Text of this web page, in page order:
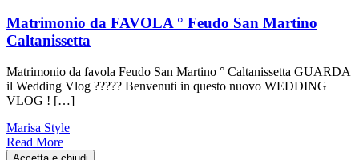
Matrimonio da FAVOLA ° Feudo San Martino
Caltanissetta
Matrimonio da favola Feudo San Martino ° Caltanissetta GUARDA
il Wedding Vlog ????? Benvenuti in questo nuovo WEDDING
VLOG ! […]
Marisa Style
Read More